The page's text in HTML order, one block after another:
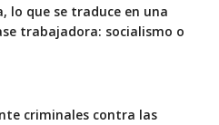
lo que se traduce en una
trabajadora: socialismo o
criminales contra las